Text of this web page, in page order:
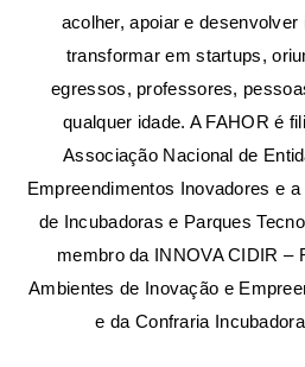
acolher, apoiar e
transformar em startups,
egressos, professores,
qualquer idade. A FAHOR é
Associação Nacional de
Empreendimentos Inovadores e
de Incubadoras e Parques
membro da INNOVA CIDIR –
Ambientes de Inovação e
e da Confraria